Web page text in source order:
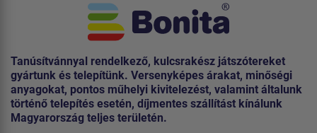
Tanúsítvánnyal rendelkező, kulcsrakész játszótereket
gyártunk és telepítünk. Versenyképes árakat, minőségi
anyagokat, pontos műhelyi kivitelezést, valamint általunk
történő telepítés esetén, díjmentes szállítást kínálunk
Magyarország teljes területén.